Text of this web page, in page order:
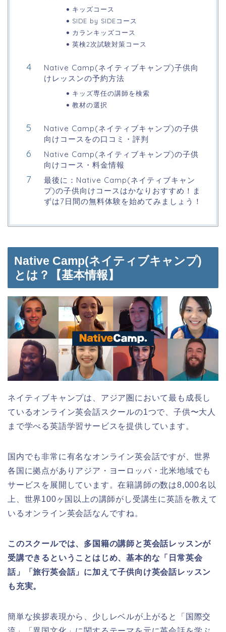
キッズコース
SIDE by SIDEコース
カランキッズコース
英検2次試験対策コース
Native Camp(ネイティブキャンプ)子供向
けレッスンの予約方法
キッズ専任の講師を検索
教材の選択
Native Camp(ネイティブキャンプ)の子供
向けコースをの口コミ・評判
Native Camp(ネイティブキャンプ)の子供
向けコース・料金情報
最後に：Native Camp(ネイティブキャン
プ)の子供向けコースはかなりおすすめ！ま
ずは7日間の無料体験を始めてみましょう！
Native Camp(ネイティブキャンプ)
とは？【基本情報】
ネイティブキャンプは、アジア圏において最も成長し
ているオンライン英会話スクールの1つで、子供〜大人
まで学べる英語学習サービスを提供しています。
国内でも非常に有名なオンライン英会話ですが、世界
各国に拠点がありアジア・ヨーロッパ・北米地域でも
サービスを展開しています。在籍講師の数は8,000名以
上、世界100ヶ国以上の講師がし受講生に英語を教えて
いるオンライン英会話なんですね。
このスクールでは、多国籍の講師と英会話レッスンが
受講できるということはじめ、基本的な「日常英会
話」「旅行英会話」に加えて子供向け英会話レッスン
も充実。
簡単な挨拶表現から、少しレベルが上がると「国際交